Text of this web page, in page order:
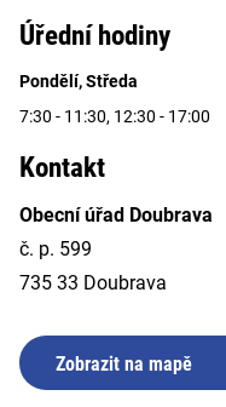
Úřední hodiny
Pondělí, Středa
7:30 - 11:30, 12:30 - 17:00
Kontakt
Obecní úřad Doubrava
č. p. 599
735 33 Doubrava
Zobrazit na mapě